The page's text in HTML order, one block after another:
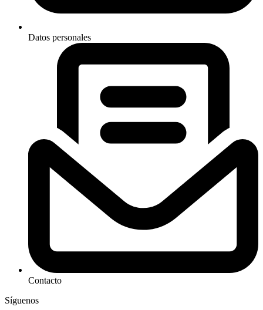
Datos personales
Contacto
Síguenos